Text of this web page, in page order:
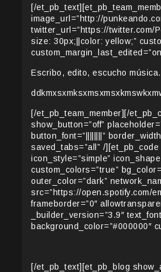
[/
image_url=”http://
twitter_url=”https://twitter.com/
size: 30px;||color: yellow;”
Escribo, edito, escucho música.
[/et_pb_team_member][/
show_button=”off”
button_font=”||||||||”
saved_tabs=”all” /
icon_style=”simple”
custom_colors=”true”
outer_color=”dark”
src=”https://open.spotify.com/
frameborder=”0″
_builder_version=”3.9″
background_color=”#000000″
[/et_pb_text][et_pb_blog